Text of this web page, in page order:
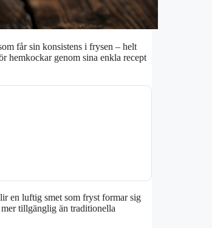
får sin konsistens i frysen – helt
hemkockar genom sina enkla recept
en luftig smet som fryst formar sig
tillgänglig än traditionella